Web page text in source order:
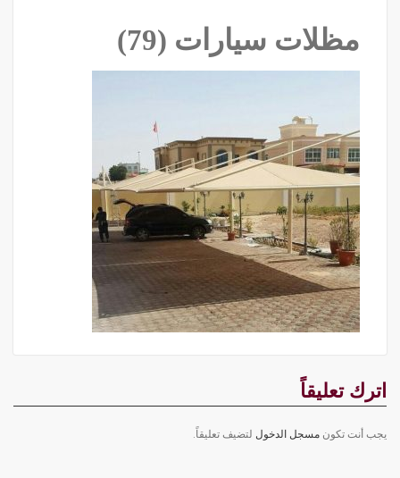
مظلات سيارات (79)
اترك تعليقاً
يجب أنت تكون مسجل الدخول لتضيف تعليقاً.